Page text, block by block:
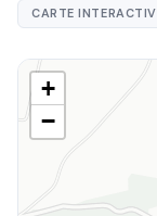
CARTE
+
−